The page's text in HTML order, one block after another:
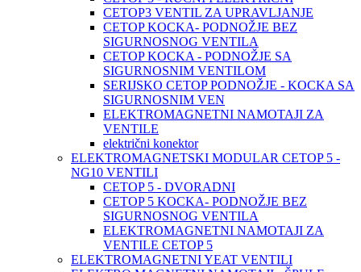
CETOP3 VENTIL ZA UPRAVLJANJE
CETOP KOCKA- PODNOŽJE BEZ
SIGURNOSNOG VENTILA
CETOP KOCKA - PODNOŽJE SA
SIGURNOSNIM VENTILOM
SERIJSKO CETOP PODNOŽJE - KOCKA SA
SIGURNOSNIM VEN
ELEKTROMAGNETNI NAMOTAJI ZA
VENTILE
električni konektor
ELEKTROMAGNETSKI MODULAR CETOP 5 -
NG10 VENTILI
CETOP 5 - DVORADNI
CETOP 5 KOCKA- PODNOŽJE BEZ
SIGURNOSNOG VENTILA
ELEKTROMAGNETNI NAMOTAJI ZA
VENTILE CETOP 5
ELEKTROMAGNETNI YEAT VENTILI